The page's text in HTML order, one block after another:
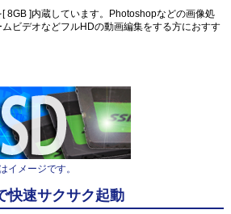
8GB ]内蔵しています。Photoshopなどの画像処
ビデオなどフルHDの動画編集をする方におすす
イメージです。
快速サクサク起動